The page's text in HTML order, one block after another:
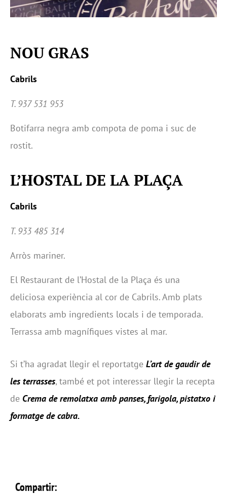
NOU GRAS
Cabrils
T. 937 531 953
Botifarra negra amb compota de poma i suc de
rostit.
L’HOSTAL DE LA PLAÇA
Cabrils
T. 933 485 314
Arròs mariner.
El Restaurant de l’Hostal de la Plaça és una
deliciosa experiència al cor de Cabrils. Amb plats
elaborats amb ingredients locals i de temporada.
Terrassa amb magnífiques vistes al mar.
Si t’ha agradat llegir el reportatge L’art de gaudir de
les terrasses, també et pot interessar llegir la recepta
de Crema de remolatxa amb panses, farigola, pistatxo i
formatge de cabra.
Compartir: